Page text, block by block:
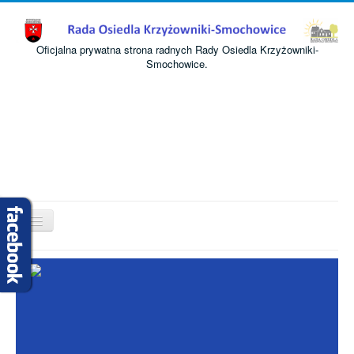
Oficjalna prywatna strona radnych Rady Osiedla Krzyżowniki-
Smochowice.
Przełącz
nawigację
Start
O nas